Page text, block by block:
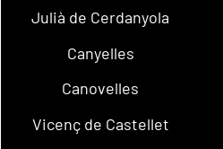
Julià de Cerdanyola
Canyelles
Canovelles
Vicenç de Castellet